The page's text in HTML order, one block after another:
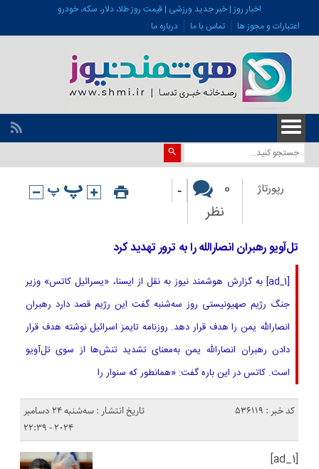
اخبار روز | خبر جدید ورزشی | قیمت روز طلا، دلار، سکه، خودرو
اعتبارات و مجوز ها
تماس با ما درباره ما
رپورتاژ
0
نظر
-
تل‌آویو رهبران انصارالله را به ترور تهدید کرد
[ad_1] به گزارش هوشمند نیوز به نقل از ایسنا، «یسرائیل کاتس» وزیر
جنگ رژیم صهیونیستی روز سه‌شنبه گفت این رژیم قصد دارد رهبران
انصارالله یمن را هدف قرار دهد. روزنامه تایمز اسرائیل نوشته هدف قرار
دادن رهبران انصارالله یمن به‌معنای تشدید تنش‌ها از سوی تل‌آویو
است. کاتس در این باره گفت: «همانطور که سنوار را
کد خبر : 536119
تاریخ انتشار : سه‌شنبه 24 دسامبر
2024 - 22:39
[ad_1]